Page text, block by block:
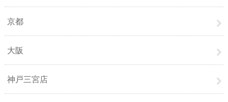
京都
大阪
神戸三宮店